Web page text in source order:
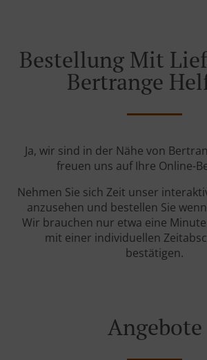
Bestellung Mit
Bertrange
Ja, wir sind in der Nähe von
freuen uns auf Ihre Online-
Nehmen Sie sich Zeit unser
anzusehen und bestellen Sie
Wir brauchen nur etwa eine
mit einer individuellen
bestätigen.
Angebote